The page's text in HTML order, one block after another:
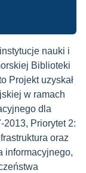
nauki i
Biblioteki
Projekt uzyskał
w ramach
dla
Priorytet 2:
oraz
informacyjnego,